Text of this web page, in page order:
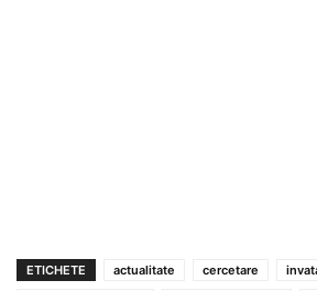
ETICHETE actualitate cercetare